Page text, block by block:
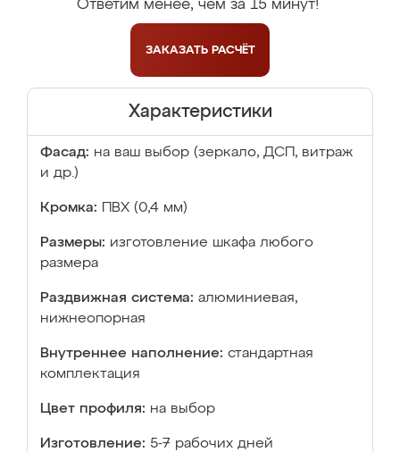
Ответим менее, чем за 15 минут!
ЗАКАЗАТЬ РАСЧЁТ
Характеристики
Фасад: на ваш выбор (зеркало, ДСП, витраж
и др.)
Кромка: ПВХ (0,4 мм)
Размеры: изготовление шкафа любого
размера
Раздвижная система: алюминиевая,
нижнеопорная
Внутреннее наполнение: стандартная
комплектация
Цвет профиля: на выбор
Изготовление: 5-7 рабочих дней